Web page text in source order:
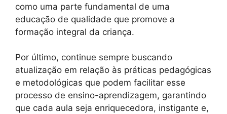
como uma parte fundamental de uma
educação de qualidade que promove a
formação integral da criança.
Por último, continue sempre buscando
atualização em relação às práticas pedagógicas
e metodológicas que podem facilitar esse
processo de ensino-aprendizagem, garantindo
que cada aula seja enriquecedora, instigante e,